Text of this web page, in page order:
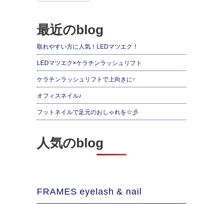
最近のblog
取れやすい方に人気！LEDマツエク！
LEDマツエク×ケラチンラッシュリフト
ケラチンラッシュリフトで上向きに↑
オフィスネイル♪
フットネイルで足元のおしゃれを☆彡
人気のblog
FRAMES eyelash & nail